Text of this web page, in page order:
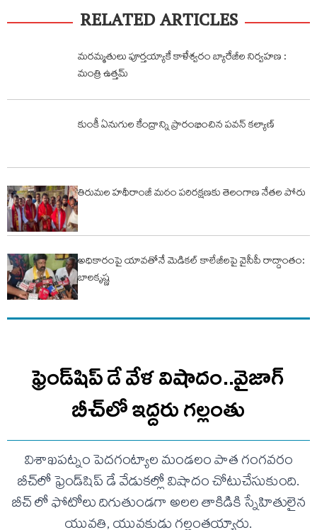
RELATED ARTICLES
మరమ్మతులు పూర్తయ్యాకే కాళేశ్వరం బ్యారేజీల నిర్వహణ :
మంత్రి ఉత్తమ్
కుంకీ ఏనుగుల కేంద్రాన్ని ప్రారంభించిన పవన్ కల్యాణ్
తిరుమల హథీరాంజీ మఠం పరిరక్షణకు తెలంగాణ నేతల పోరు
అధికారంపై యావతోనే మెడికల్ కాలేజీలపై వైసీపీ రాద్దాంతం:
బాలకృష్ణ
ఫ్రెండ్‌షిప్ డే వేళ విషాదం..వైజాగ్
బీచ్‌లో ఇద్దరు గల్లంతు
విశాఖపట్నం పెదగంట్యాల మండలం పాత గంగవరం
బీచ్‌లో ఫ్రెండ్‌షిప్ డే వేడుకల్లో విషాదం చోటుచేసుకుంది.
బీచ్ లో ఫోటోలు దిగుతుండగా అలల తాకిడికి స్నేహితులైన